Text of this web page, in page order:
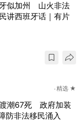
似加州 山火非法
讲西班牙话｜有片
精选 ★
潮67死 政府加装
防非法移民涌入